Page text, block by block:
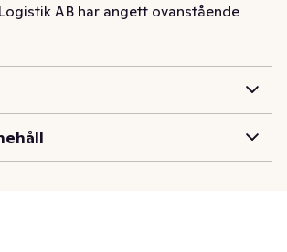
AB har angett ovanstående